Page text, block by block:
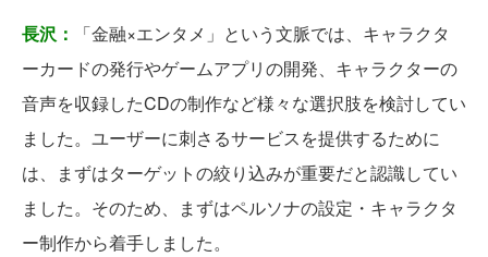
長沢：
「金融×エンタメ」という文脈では、キャラクタ
ーカードの発行やゲームアプリの開発、キャラクターの
音声を収録したCDの制作など様々な選択肢を検討してい
ました。ユーザーに刺さるサービスを提供するために
は、まずはターゲットの絞り込みが重要だと認識してい
ました。そのため、まずはペルソナの設定・キャラクタ
ー制作から着手しました。